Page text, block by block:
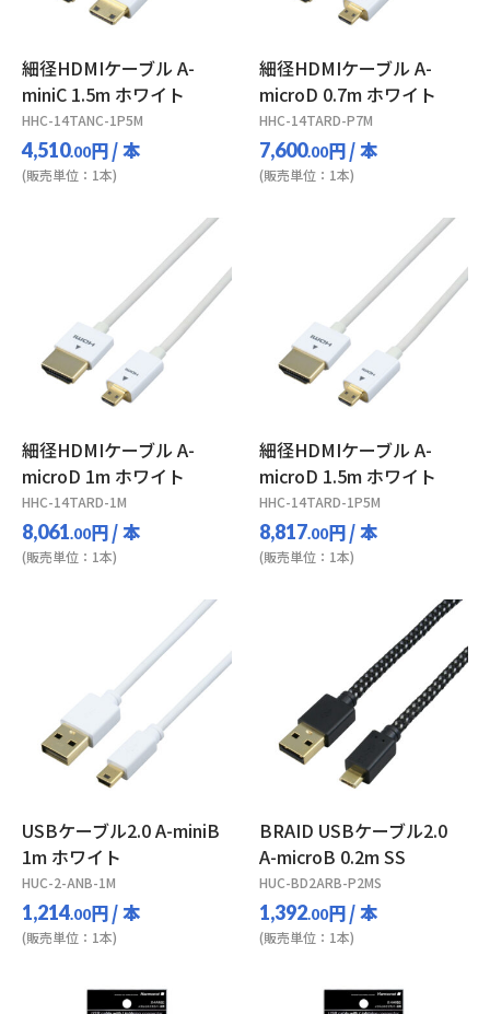
細径HDMIケーブル A-
miniC 1.5m ホワイト
HHC-14TANC-1P5M
4,510.00円/ 本
(販売単位：1本)
細径HDMIケーブル A-
microD 0.7m ホワイト
HHC-14TARD-P7M
7,600.00円/ 本
(販売単位：1本)
細径HDMIケーブル A-
microD 1m ホワイト
HHC-14TARD-1M
8,061.00円/ 本
(販売単位：1本)
細径HDMIケーブル A-
microD 1.5m ホワイト
HHC-14TARD-1P5M
8,817.00円/ 本
(販売単位：1本)
USBケーブル2.0 A-miniB
1m ホワイト
HUC-2-ANB-1M
1,214.00円/ 本
(販売単位：1本)
BRAID USBケーブル2.0
A-microB 0.2m SS
HUC-BD2ARB-P2MS
1,392.00円/ 本
(販売単位：1本)